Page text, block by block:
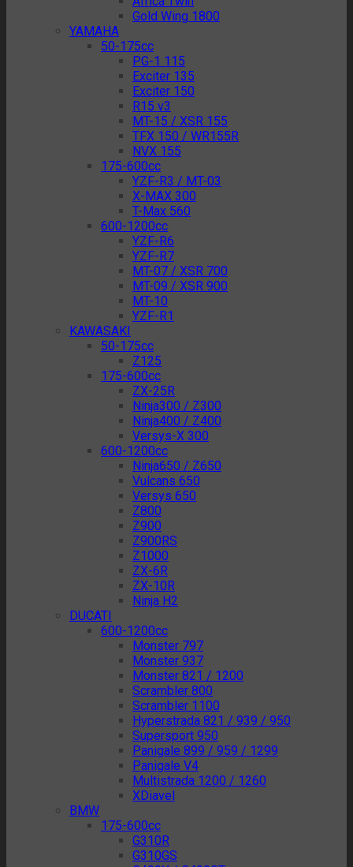
Gold Wing 1800
YAMAHA
50-175cc
PG-1 115
Exciter 135
Exciter 150
R15 v3
MT-15 / XSR 155
TFX 150 / WR155R
NVX 155
175-600cc
YZF-R3 / MT-03
X-MAX 300
T-Max 560
600-1200cc
YZF-R6
YZF-R7
MT-07 / XSR 700
MT-09 / XSR 900
MT-10
YZF-R1
KAWASAKI
50-175cc
Z125
175-600cc
ZX-25R
Ninja300 / Z300
Ninja400 / Z400
Versys-X 300
600-1200cc
Ninja650 / Z650
Vulcans 650
Versys 650
Z800
Z900
Z900RS
Z1000
ZX-6R
ZX-10R
Ninja H2
DUCATI
600-1200cc
Monster 797
Monster 937
Monster 821 / 1200
Scrambler 800
Scrambler 1100
Hyperstrada 821 / 939 / 950
Supersport 950
Panigale 899 / 959 / 1299
Panigale V4
Multistrada 1200 / 1260
XDiavel
BMW
175-600cc
G310R
G310GS